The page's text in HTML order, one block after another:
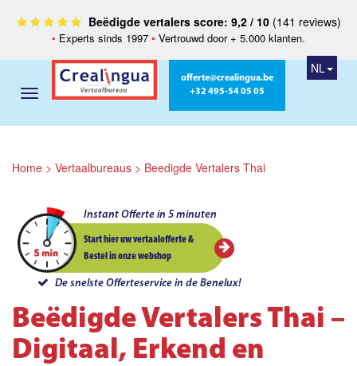
Beëdigde vertalers score: 9,2 / 10(141 reviews)
• Experts sinds 1997 • Vertrouwd door + 5.000 klanten.
offerte@crealingua.be
+32 495-54 05 05
NL
Home > Vertaalbureaus > Beedigde Vertalers Thai
Instant Offerte in 5 minuten
Start hier uw vertaalofferte &
Bestel in onze webshop
De snelste Offerteservice in de Benelux!
Beëdigde Vertalers Thai –
Digitaal, Erkend en